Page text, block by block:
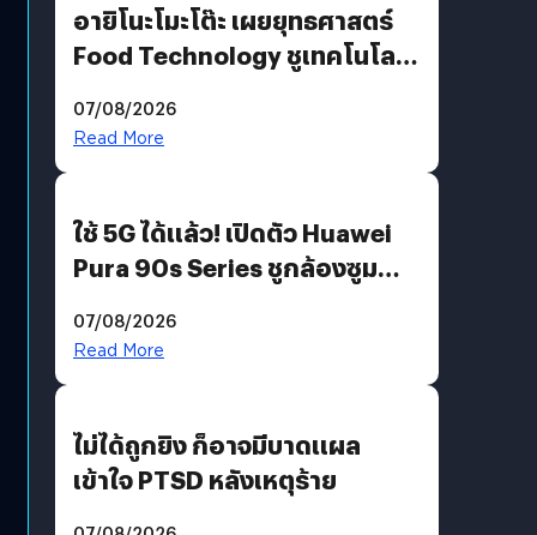
อายิโนะโมะโต๊ะ เผยยุทธศาสตร์
Food Technology ชูเทคโนโลยี
บริโภคและ B2B
07/08/2026
Read More
ใช้ 5G ได้แล้ว! เปิดตัว Huawei
Pura 90s Series ชูกล้องซูม
07/08/2026
Read More
ไม่ได้ถูกยิง ก็อาจมีบาดแผล
เข้าใจ PTSD หลังเหตุร้าย